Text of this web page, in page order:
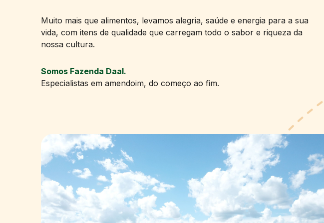
Muito mais que alimentos, levamos alegria, saúde e energia para a sua
vida, com itens de qualidade que carregam todo o sabor e riqueza da
nossa cultura.
Somos Fazenda Daal.
Especialistas em amendoim, do começo ao fim.